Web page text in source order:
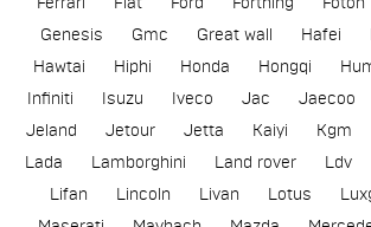
Ferrari
Fiat Ford Forthing Foton
Genesis
Gmc Great wall Hafei
Hawtai
Hiphi Honda Hongqi
Infiniti
Isuzu Iveco Jac Jaecoo
Jeland
Jetour Jetta Kaiyi Kgm
Lada
Lamborghini Land rover Ldv
Lifan
Lincoln Livan Lotus